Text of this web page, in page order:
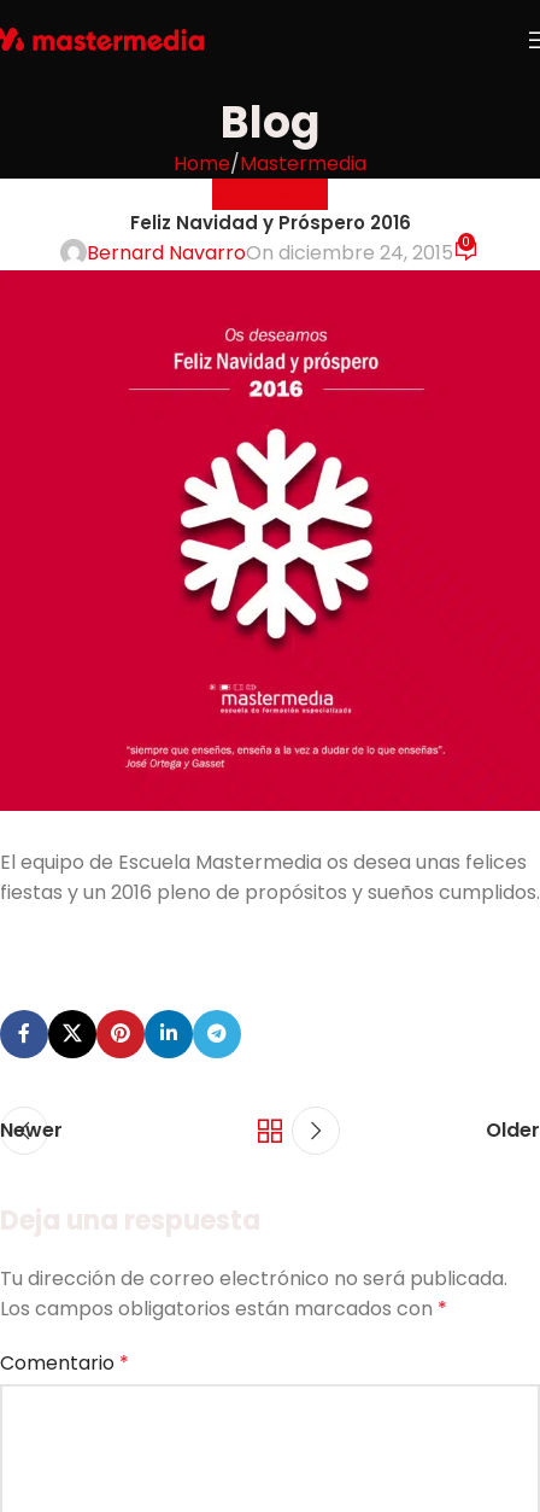
Blog
Home Mastermedia
Feliz Navidad y Próspero 2016
Bernard NavarroOn diciembre 24, 2015 0
El equipo de Escuela Mastermedia os desea unas felices
fiestas y un 2016 pleno de propósitos y sueños cumplidos.
Newer Older
Tu dirección de correo electrónico no será publicada.
Los campos obligatorios están marcados con *
Comentario *